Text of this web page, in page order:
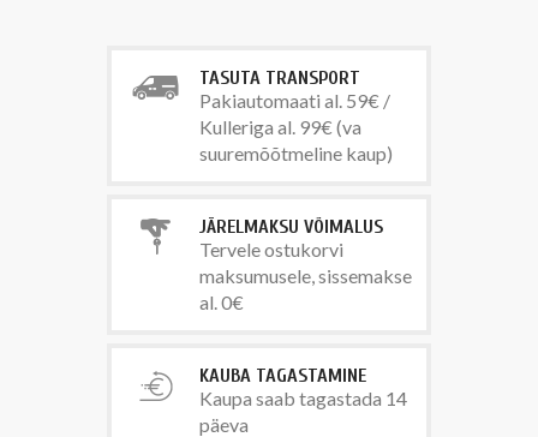
TASUTA TRANSPORT
Pakiautomaati al. 59€ /
Kulleriga al. 99€ (va
suuremõõtmeline kaup)
JÄRELMAKSU VÕIMALUS
Tervele ostukorvi
maksumusele, sissemakse
al. 0€
KAUBA TAGASTAMINE
Kaupa saab tagastada 14
päeva